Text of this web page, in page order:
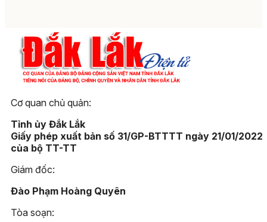
Cơ quan chủ quản:
Tỉnh ủy Đắk Lắk
Giấy phép xuất bản số 31/GP-BTTTT ngày 21/01/2022
của bộ TT-TT
Giám đốc:
Đào Phạm Hoàng Quyên
Tòa soạn: